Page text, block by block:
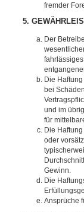
fremder
5.
Der
Die
bei
und im
für
Die
oder
Gewinn.
Die
Ansprüche